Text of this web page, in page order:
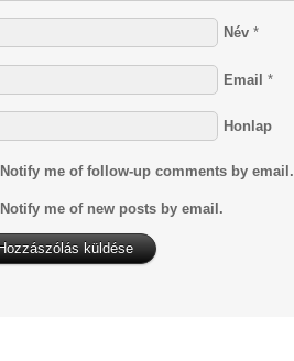
Név *
Email *
Honlap
Notify me of follow-up comments by email.
Notify me of new posts by email.